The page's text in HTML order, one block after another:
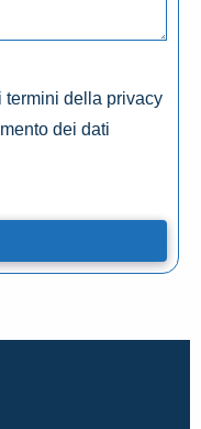
termini della privacy
dei dati